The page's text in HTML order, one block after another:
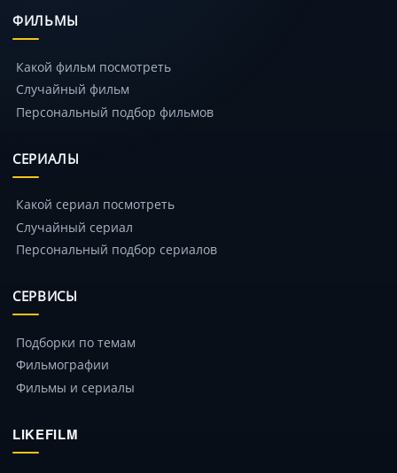
ФИЛЬМЫ
Какой фильм посмотреть
Случайный фильм
Персональный подбор фильмов
СЕРИАЛЫ
Какой сериал посмотреть
Случайный сериал
Персональный подбор сериалов
СЕРВИСЫ
Подборки по темам
Фильмографии
Фильмы и сериалы
LIKEFILM